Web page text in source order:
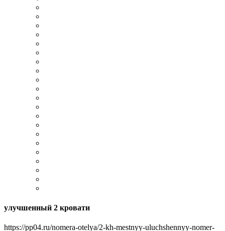
улучшенный 2 кровати
https://pp04.ru/nomera-otelya/2-kh-mestnyy-uluchshennyy-nomer-